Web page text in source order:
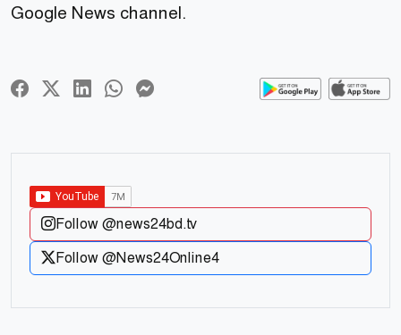
Google News channel.
Follow @news24bd.tv
Follow @News24Online4